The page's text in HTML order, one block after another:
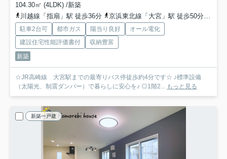
104.30㎡ (4LDK) /新築
川越線「指扇」駅 徒歩36分
京浜東北線「大宮」駅 徒歩50分
駐車2台可 都市ガス 陽当り良好
オール電化
建設住宅性能評価書付
収納豊富
新築
☆JR高崎線 大宮駅までの最寄りバス停徒歩約4分です☆ ♪標準設備
（太陽光、制震ダンパー）で暮らしに安心を♪ ◎1階2... もっと見る
新築一戸建